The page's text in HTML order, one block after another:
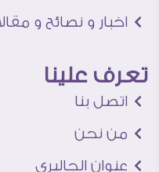
اخبار و نصائح و
تعرف علينا
اتصل بنا
من نحن
عنوان الجاليرى